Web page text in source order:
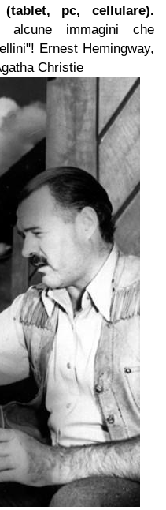
pc, cellulare).
alcune immagini che
Ernest Hemingway,
Christie